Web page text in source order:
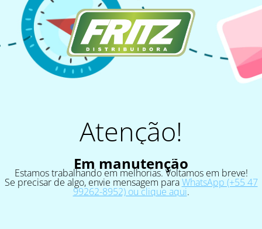
Atenção!
Em manutenção
Estamos trabalhando em melhorias. Voltamos em breve!
Se precisar de algo, envie mensagem paraWhatsApp (+55 47
99262-8952) ou clique aqui.